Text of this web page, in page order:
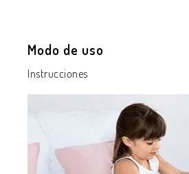
Modo de uso
Instrucciones